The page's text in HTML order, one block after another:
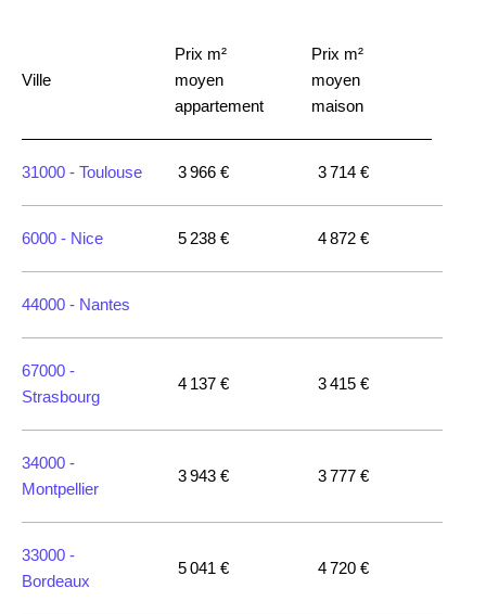
Ville
Prix m²
moyen
appartement
Prix m²
moyen
maison
31000 - Toulouse 3 966 € 3 714 €
6000 - Nice 5 238 € 4 872 €
44000 - Nantes
67000 -
Strasbourg
4 137 € 3 415 €
34000 -
Montpellier
3 943 € 3 777 €
33000 -
Bordeaux
5 041 € 4 720 €